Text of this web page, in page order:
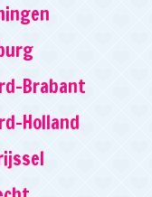
Brabant
Holland